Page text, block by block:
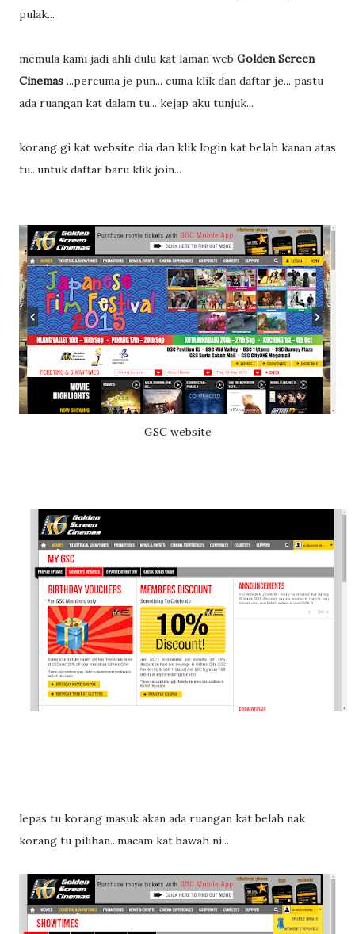
pulak...
memula kami jadi ahli dulu kat laman web Golden Screen
Cinemas ...percuma je pun... cuma klik dan daftar je... pastu
ada ruangan kat dalam tu... kejap aku tunjuk...
korang gi kat website dia dan klik login kat belah kanan atas
tu...untuk daftar baru klik join...
GSC website
lepas tu korang masuk akan ada ruangan kat belah nak
korang tu pilihan...macam kat bawah ni...